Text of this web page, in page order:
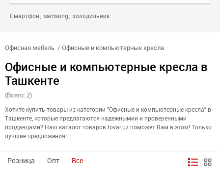
Смартфон samsung холодильник
Офисная мебель Офисные и компьютерные кресла
Офисные и компьютерные кресла в
Ташкенте
(Всего: 2)
Хотите купить товары из категории "Офисные и компьютерные кресла" в
Ташкенте, которые предлагаются надежнымии и проверенными
продавцами? Наш каталог товаров tovar.uz поможет Вам в этом! Только
лучшие предложения!
Розница Опт Все